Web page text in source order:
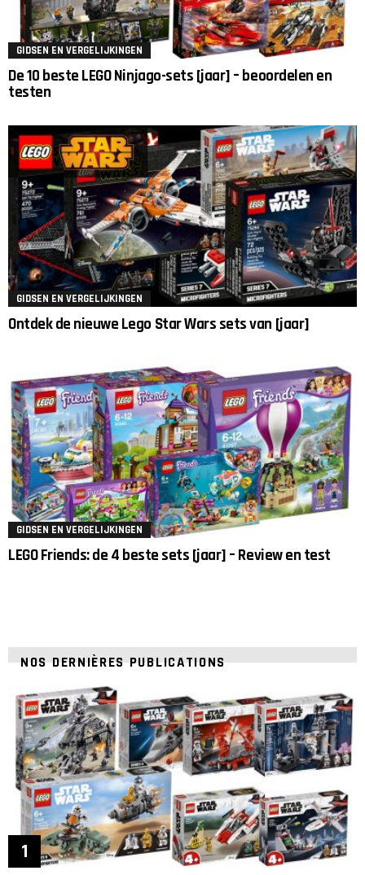
GIDSEN EN VERGELIJKINGEN
De 10 beste LEGO Ninjago-sets [jaar] – beoordelen en
testen
GIDSEN EN VERGELIJKINGEN
Ontdek de nieuwe Lego Star Wars sets van [jaar]
GIDSEN EN VERGELIJKINGEN
LEGO Friends: de 4 beste sets [jaar] – Review en test
NOS DERNIÈRES PUBLICATIONS